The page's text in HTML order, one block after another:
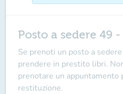
Posto a sedere 49 -
Se prenoti un posto a
prendere in prestito libri.
prenotare un appuntamento
restituzione.